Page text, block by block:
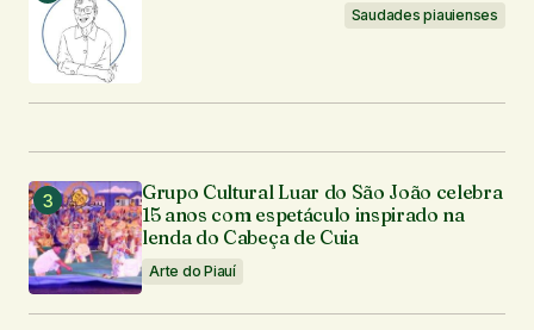
Saudades piauienses
Grupo Cultural Luar do São João celebra
15 anos com espetáculo inspirado na
lenda do Cabeça de Cuia
Arte do Piauí